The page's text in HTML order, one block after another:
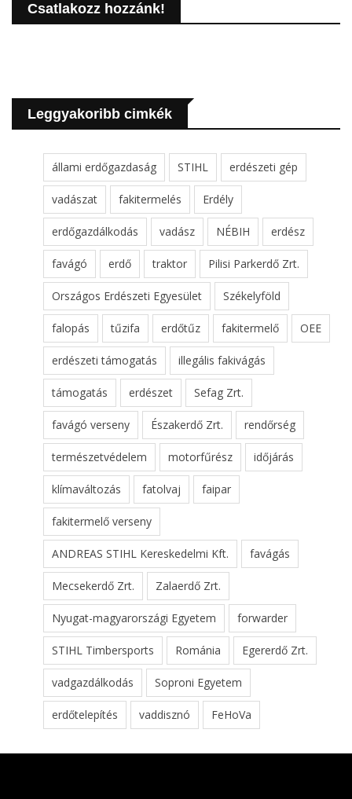
Csatlakozz hozzánk!
Leggyakoribb cimkék
állami erdőgazdaság STIHL erdészeti gép
vadászat fakitermelés Erdély
erdőgazdálkodás vadász NÉBIH erdész
favágó erdő traktor Pilisi Parkerdő Zrt.
Országos Erdészeti Egyesület Székelyföld
falopás tűzifa erdőtűz fakitermelő OEE
erdészeti támogatás illegális fakivágás
támogatás erdészet Sefag Zrt.
favágó verseny Északerdő Zrt. rendőrség
természetvédelem motorfűrész időjárás
klímaváltozás fatolvaj faipar
fakitermelő verseny
ANDREAS STIHL Kereskedelmi Kft. favágás
Mecsekerdő Zrt. Zalaerdő Zrt.
Nyugat-magyarországi Egyetem forwarder
STIHL Timbersports Románia Egererdő Zrt.
vadgazdálkodás Soproni Egyetem
erdőtelepítés vaddisznó FeHoVa